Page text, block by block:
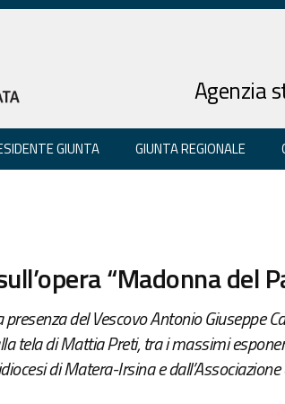
Agenzia
GIUNTA GIUNTA REGIONALE
“Madonna del
del Vescovo Antonio Giuseppe
tela di Mattia Preti, tra i massimi
di Matera-Irsina e dall’Associazione